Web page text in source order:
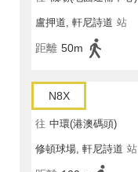
盧押道, 軒尼詩道 站
距離 50m
N8X
往 中環(港澳碼頭)
修頓球場, 軒尼詩道 站